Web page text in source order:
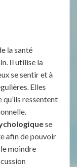
la santé
Il utilise la
se sentir et à
Elles
ressentent
se
afin de pouvoir
moindre